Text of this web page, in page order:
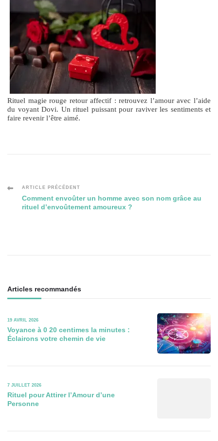
Rituel magie rouge retour affectif : retrouvez l’amour avec l’aide
du voyant Dovi. Un rituel puissant pour raviver les sentiments et
faire revenir l’être aimé.
Navigation
des
ARTICLE PRÉCÉDENT
Comment envoûter un homme avec son nom grâce au
rituel d’envoûtement amoureux ?
Articles recommandés
19 AVRIL 2026
Voyance à 0 20 centimes la minutes :
Éclairons votre chemin de vie
7 JUILLET 2026
Rituel pour Attirer l’Amour d’une
Personne